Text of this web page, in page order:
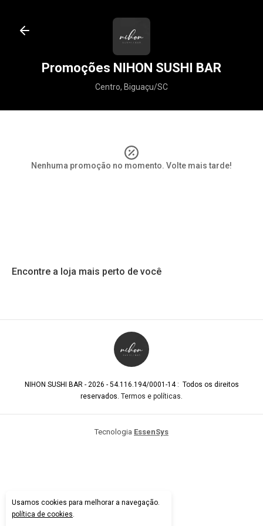
Promoções NIHON SUSHI BAR
Centro, Biguaçu/SC
Nenhuma promoção no momento. Volte mais tarde!
Encontre a loja mais perto de você
NIHON SUSHI BAR - 2026 - 54.116.194/0001-14 : Todos os direitos
reservados. Termos e políticas.
Tecnologia EssenSys
Usamos cookies para melhorar a navegação.
política de cookies.